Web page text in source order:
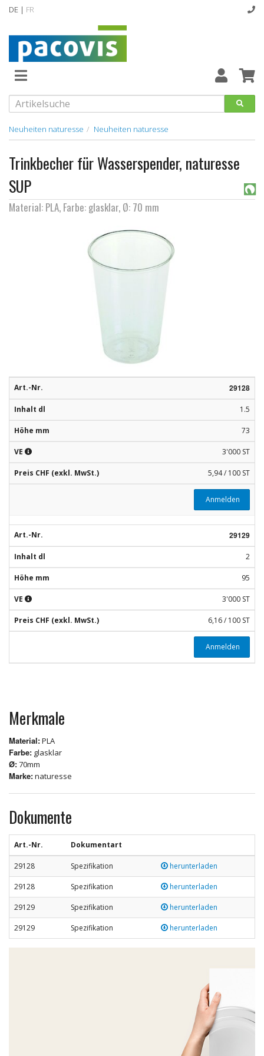
DE | FR
Abverkaufsartikel
Neuheiten
Vollsortiment
Hygiene
Kataloge
Anwendungsrezepturen
Kataloge
Neuheiten naturesse Neuheiten naturesse
Trinkbecher für Wasserspender, naturesse
SUP
Material: PLA, Farbe: glasklar, Ø: 70 mm
Art.-Nr. 29128
Inhalt dl 1.5
Höhe mm 73
VE 3'000 ST
Preis CHF (exkl. MwSt.) 5,94 / 100 ST
Anmelden
Art.-Nr. 29129
Inhalt dl 2
Höhe mm 95
VE 3'000 ST
Preis CHF (exkl. MwSt.) 6,16 / 100 ST
Anmelden
Merkmale
Material:PLA
Farbe: glasklar
Ø:70mm
Marke:naturesse
Dokumente
Art.-Nr. Dokumentart
29128 Spezifikation herunterladen
29128 Spezifikation herunterladen
29129 Spezifikation herunterladen
29129 Spezifikation herunterladen